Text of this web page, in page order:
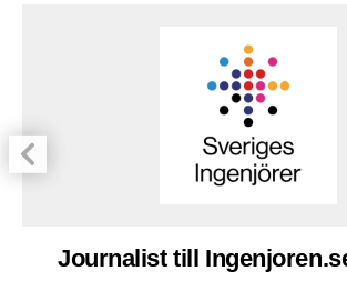
Journalist till